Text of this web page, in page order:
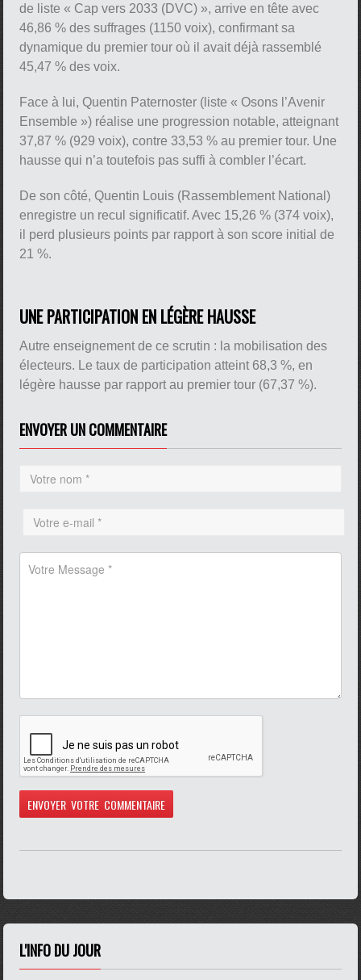
de liste « Cap vers 2033 (DVC) », arrive en tête avec
46,86 % des suffrages (1150 voix), confirmant sa
dynamique du premier tour où il avait déjà rassemblé
45,47 % des voix.
Face à lui, Quentin Paternoster (liste « Osons l’Avenir
Ensemble ») réalise une progression notable, atteignant
37,87 % (929 voix), contre 33,53 % au premier tour. Une
hausse qui n’a toutefois pas suffi à combler l’écart.
De son côté, Quentin Louis (Rassemblement National)
enregistre un recul significatif. Avec 15,26 % (374 voix),
il perd plusieurs points par rapport à son score initial de
21 %.
UNE PARTICIPATION EN LÉGÈRE HAUSSE
Autre enseignement de ce scrutin : la mobilisation des
électeurs. Le taux de participation atteint 68,3 %, en
légère hausse par rapport au premier tour (67,37 %).
ENVOYER UN COMMENTAIRE
L'INFO DU JOUR